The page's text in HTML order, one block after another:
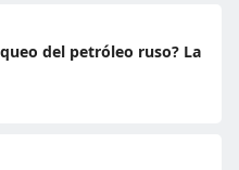
del petróleo ruso? La